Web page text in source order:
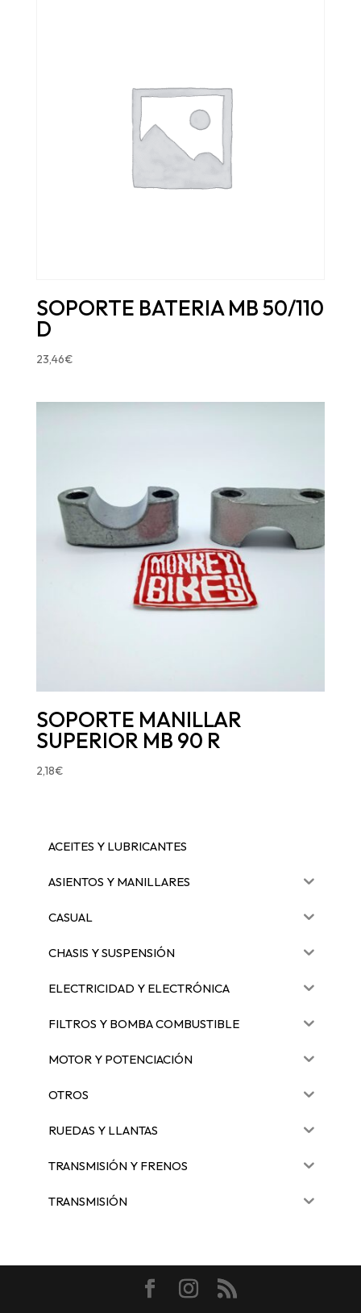
SOPORTE BATERIA MB 50/110
D
23,46€
SOPORTE MANILLAR
SUPERIOR MB 90 R
2,18€
ACEITES Y LUBRICANTES
ASIENTOS Y MANILLARES
CASUAL
CHASIS Y SUSPENSIÓN
ELECTRICIDAD Y ELECTRÓNICA
FILTROS Y BOMBA COMBUSTIBLE
MOTOR Y POTENCIACIÓN
OTROS
RUEDAS Y LLANTAS
TRANSMISIÓN Y FRENOS
TRANSMISIÓN